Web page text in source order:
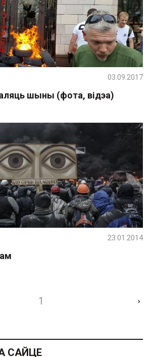
шыны (фота, відэа)
03.09.2017
23.01.2014
1 ›
САЙЦЕ